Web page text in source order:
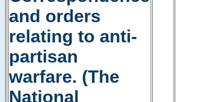
and orders
relating to anti-
partisan
warfare. (The
National